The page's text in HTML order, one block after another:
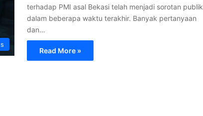
terhadap PMI asal Bekasi telah menjadi sorotan publik
dalam beberapa waktu terakhir. Banyak pertanyaan
dan…
Read More »